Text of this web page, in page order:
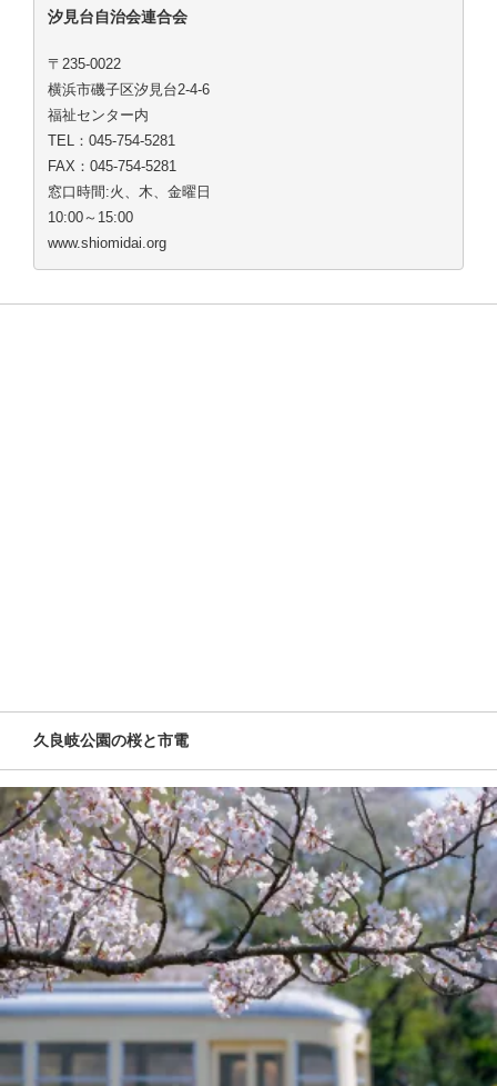
汐見台自治会連合会
〒235-0022
横浜市磯子区汐見台2-4-6
福祉センター内
TEL：045-754-5281
FAX：045-754-5281
窓口時間:火、木、金曜日
10:00～15:00
www.shiomidai.org
久良岐公園の桜と市電